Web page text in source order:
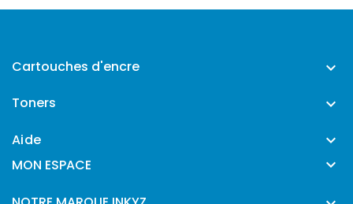
Cartouches d'encre 
Toners 
Aide 
MON ESPACE 